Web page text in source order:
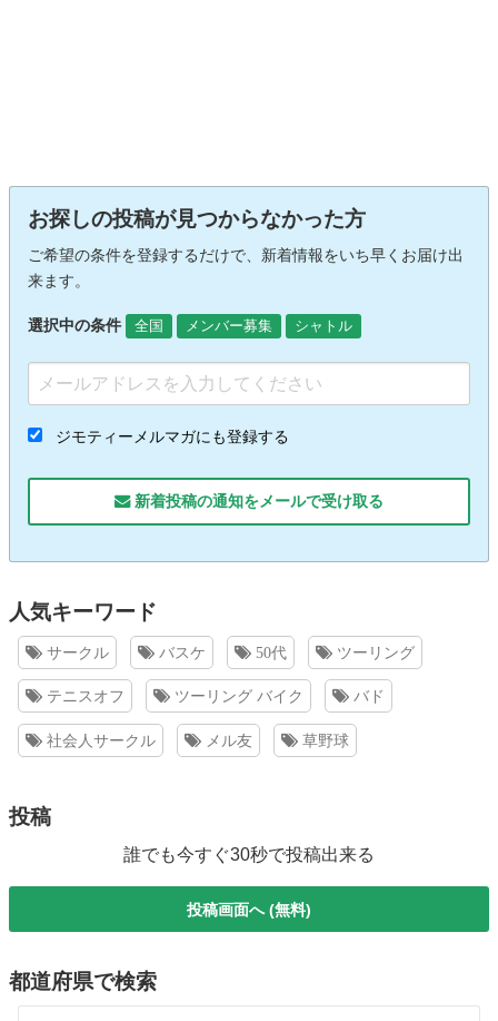
お探しの投稿が見つからなかった方
ご希望の条件を登録するだけで、新着情報をいち早くお届け出
来ます。
選択中の条件 全国 メンバー募集 シャトル
ジモティーメルマガにも登録する
新着投稿の通知をメールで受け取る
人気キーワード
サークル バスケ 50代 ツーリング
テニスオフ ツーリング バイク バド
社会人サークル メル友 草野球
投稿
誰でも今すぐ30秒で投稿出来る
投稿画面へ (無料)
都道府県で検索